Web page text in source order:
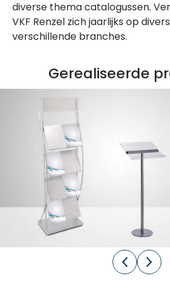
diverse thema catalogussen.
VKF Renzel zich jaarlijks op
verschillende branches.
Gerealiseerde